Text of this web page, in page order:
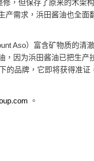
，但保存了原来的木架
产需求，浜田酱油也全面
Aso）富含矿物质的清
，因为浜田酱油已把生产
的品牌，它即将获得准证
。